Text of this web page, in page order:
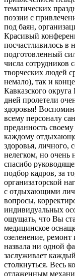
тематических
поэзии с
под баян,
Красивый
посчастливилось в
подготовленный
числа сотрудников
творческих людей
немало), так и
Кавказского
дней пролетели
здоровья!
всему персоналу
преданность
каждому
здоровья, личного,
нелегком, но очень
спасибо
подбор кадров, за
организаторской
с отдыхающими
вопросы,
индивидуальных
ощущать, что Вы
медицинское
озеленение,
назвала ни одной
заслуживает
столкнуться. Весь
отлаженным